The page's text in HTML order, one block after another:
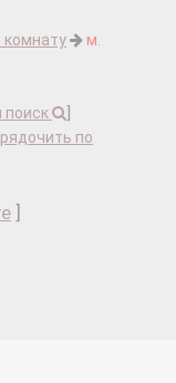
комнату
м.
поиск
по